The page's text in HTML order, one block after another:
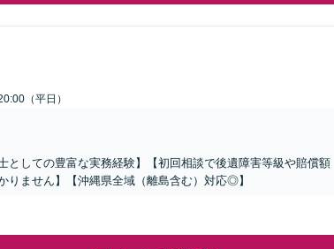
（平日）
としての豊富な実務経験】【初回相談で後遺障害等級や賠償額
りません】【沖縄県全域（離島含む）対応◎】